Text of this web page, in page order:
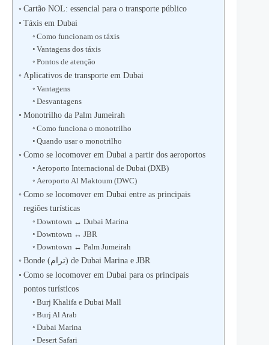
Cartão NOL: essencial para o transporte público
Táxis em Dubai
Como funcionam os táxis
Vantagens dos táxis
Pontos de atenção
Aplicativos de transporte em Dubai
Vantagens
Desvantagens
Monotrilho da Palm Jumeirah
Como funciona o monotrilho
Quando usar o monotrilho
Como se locomover em Dubai a partir dos aeroportos
Aeroporto Internacional de Dubai (DXB)
Aeroporto Al Maktoum (DWC)
Como se locomover em Dubai entre as principais
regiões turísticas
Downtown ↔ Dubai Marina
Downtown ↔ JBR
Downtown ↔ Palm Jumeirah
Bonde (ترام) de Dubai Marina e JBR
Como se locomover em Dubai para os principais
pontos turísticos
Burj Khalifa e Dubai Mall
Burj Al Arab
Dubai Marina
Desert Safari